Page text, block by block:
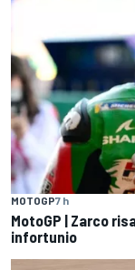
MOTOGP7 h
MotoGP | Zarco
infortunio